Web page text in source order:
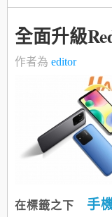
全面升級
作者為 editor
在標籤之下 手